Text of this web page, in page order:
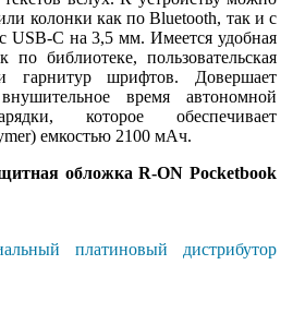
колонки как по Bluetooth, так и с
USB-C на 3,5 мм. Имеется удобная
по библиотеке, пользовательская
гарнитур шрифтов. Довершает
время автономной
которое обеспечивает
емкостью 2100 мАч.
обложка R-ON Pocketbook
платиновый дистрибутор